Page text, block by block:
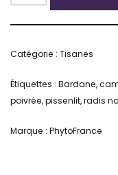
Catégorie : Tisanes
Étiquettes : Bardane,
poivrée,pissenlit,radis
Marque : PhytoFrance